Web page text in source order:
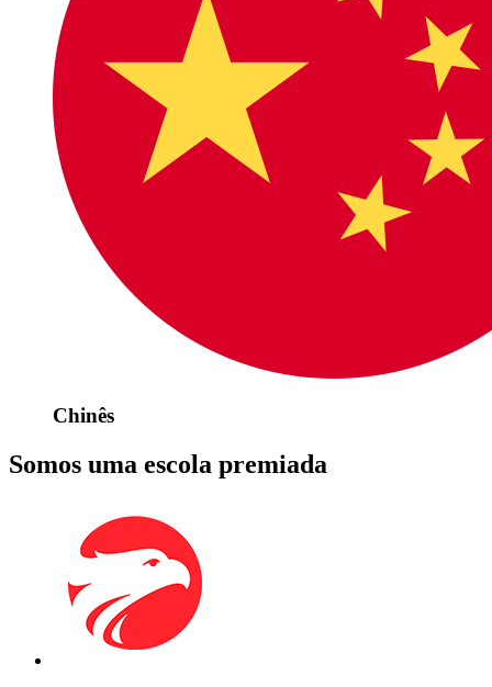
Chinês
Somos uma escola premiada